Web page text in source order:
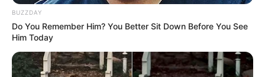
BUZZDAY
Do You Remember Him? You Better Sit Down Before You See
Him Today